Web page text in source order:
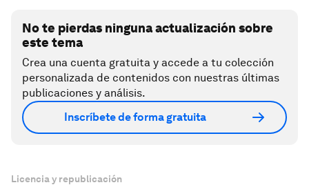
No te pierdas ninguna actualización sobre
este tema
Crea una cuenta gratuita y accede a tu colección
personalizada de contenidos con nuestras últimas
publicaciones y análisis.
Inscríbete de forma gratuita
Licencia y republicación